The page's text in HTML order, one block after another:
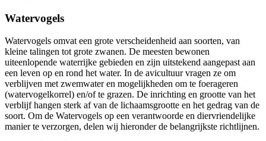
Watervogels
Watervogels omvat een grote verscheidenheid aan soorten, van
kleine talingen tot grote zwanen. De meesten bewonen
uiteenlopende waterrijke gebieden en zijn uitstekend aangepast aan
een leven op en rond het water. In de avicultuur vragen ze om
verblijven met zwemwater en mogelijkheden om te foerageren
(watervogelkorrel) en/of te grazen. De inrichting en grootte van het
verblijf hangen sterk af van de lichaamsgrootte en het gedrag van de
soort. Om de Watervogels op een verantwoorde en diervriendelijke
manier te verzorgen, delen wij hieronder de belangrijkste richtlijnen.